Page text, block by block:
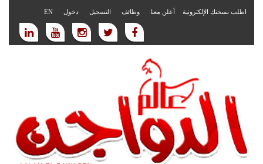
اطلب نسختك الإلكترونية أعلن معنا وظائف التسجيل دخول EN